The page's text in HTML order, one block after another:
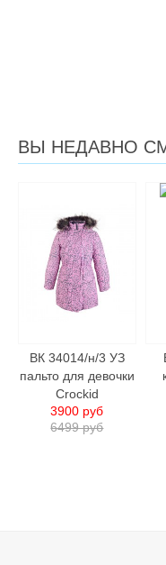
ВЫ НЕДАВНО
ВК 34014/н/3 УЗ
пальто для девочки
Crockid
6499 руб
3900 руб